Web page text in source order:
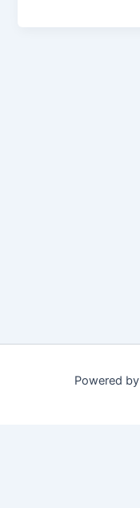
Powered by